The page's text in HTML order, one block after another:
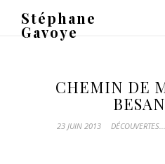
Stéphane
Gavoye
CHEMIN DE
23 JUIN 2013 DÉCOUVERTES...